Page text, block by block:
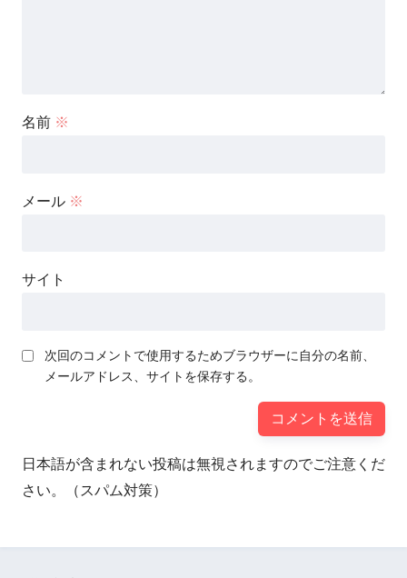
名前 ※
メール ※
サイト
次回のコメントで使用するためブラウザーに自分の名前、
メールアドレス、サイトを保存する。
日本語が含まれない投稿は無視されますのでご注意くだ
さい。（スパム対策）